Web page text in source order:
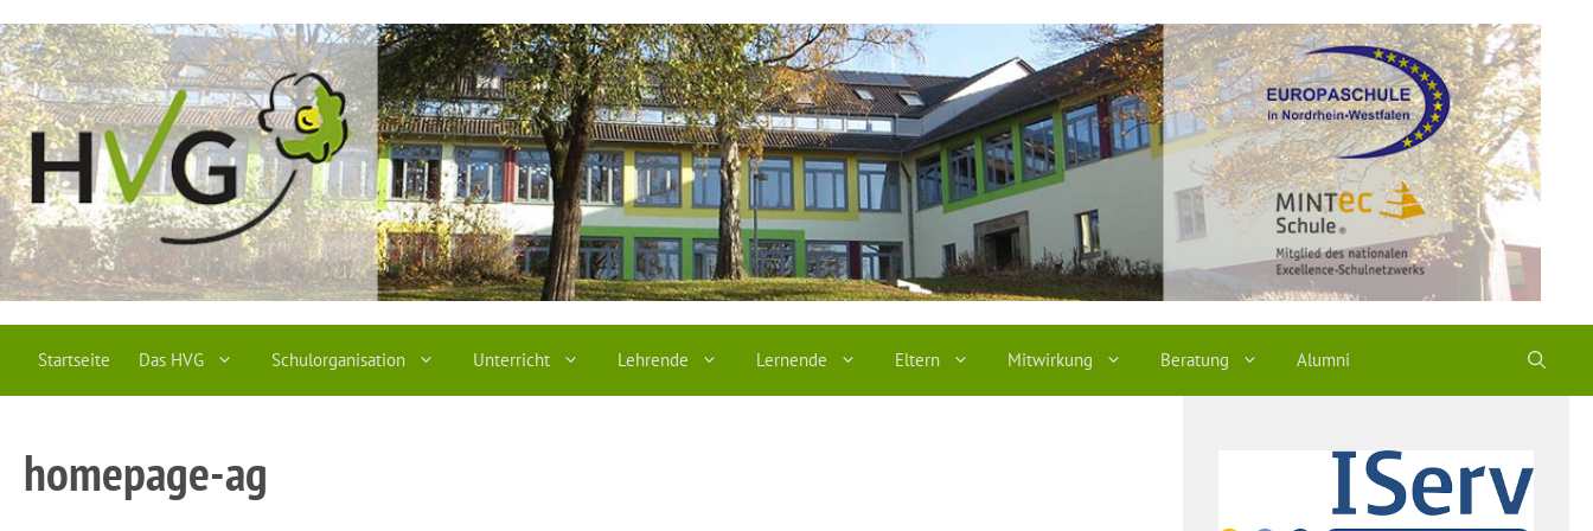
Inhalt
springen
Startseite Das HVG Schulorganisation Unterricht Lehrende Lernende Eltern Mitwirkung Beratung Alumni
homepage-ag